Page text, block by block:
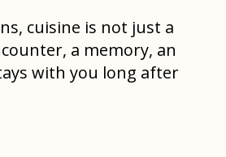
cuisine is not just a
a memory, an
with you long after